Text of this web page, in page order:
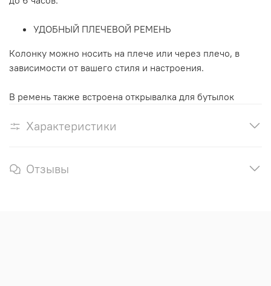
УДОБНЫЙ ПЛЕЧЕВОЙ РЕМЕНЬ
Колонку можно носить на плече или через плечо, в
зависимости от вашего стиля и настроения.
В ремень также встроена открывалка для бутылок
Характеристики
Отзывы